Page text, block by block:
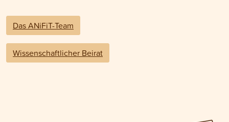
Das ANiFiT-Team
Wissenschaftlicher Beirat